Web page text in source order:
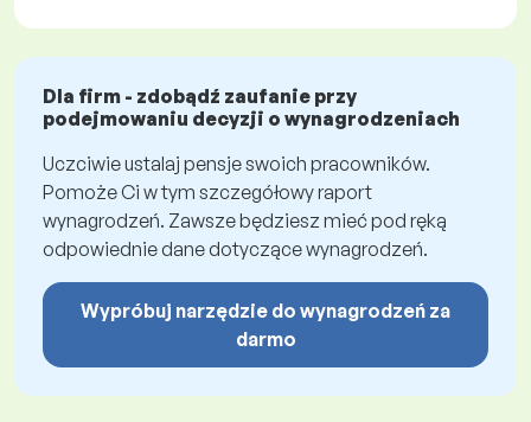
Dla firm - zdobądź zaufanie przy
podejmowaniu decyzji o wynagrodzeniach
Uczciwie ustalaj pensje swoich pracowników.
Pomoże Ci w tym szczegółowy raport
wynagrodzeń. Zawsze będziesz mieć pod ręką
odpowiednie dane dotyczące wynagrodzeń.
Wypróbuj narzędzie do wynagrodzeń za
darmo